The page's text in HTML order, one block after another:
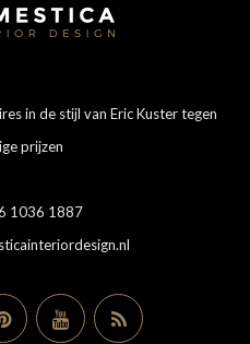
in de stijl van Eric Kuster tegen
prijzen
1036 1887